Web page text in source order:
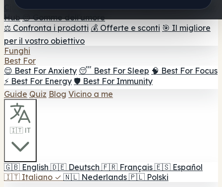
Cioccolato ai funghi 💨 Mushroom Vapes 🍫 Shroom Bar
Hub 😌 Gomme dell'umore
⚖️ Confronta i prodotti 💰 Offerte e sconti 🎯 Il migliore
per il vostro obiettivo
Funghi
Best For
😌 Best For Anxiety 😴 Best For Sleep 🧠 Best For Focus
⚡ Best For Energy 🛡️ Best For Immunity
Guide Quiz Blog Vicino a me
🇮🇹 IT
🇬🇧 English 🇩🇪 Deutsch 🇫🇷 Français 🇪🇸 Español
🇮🇹 Italiano ✓ 🇳🇱 Nederlands 🇵🇱 Polski